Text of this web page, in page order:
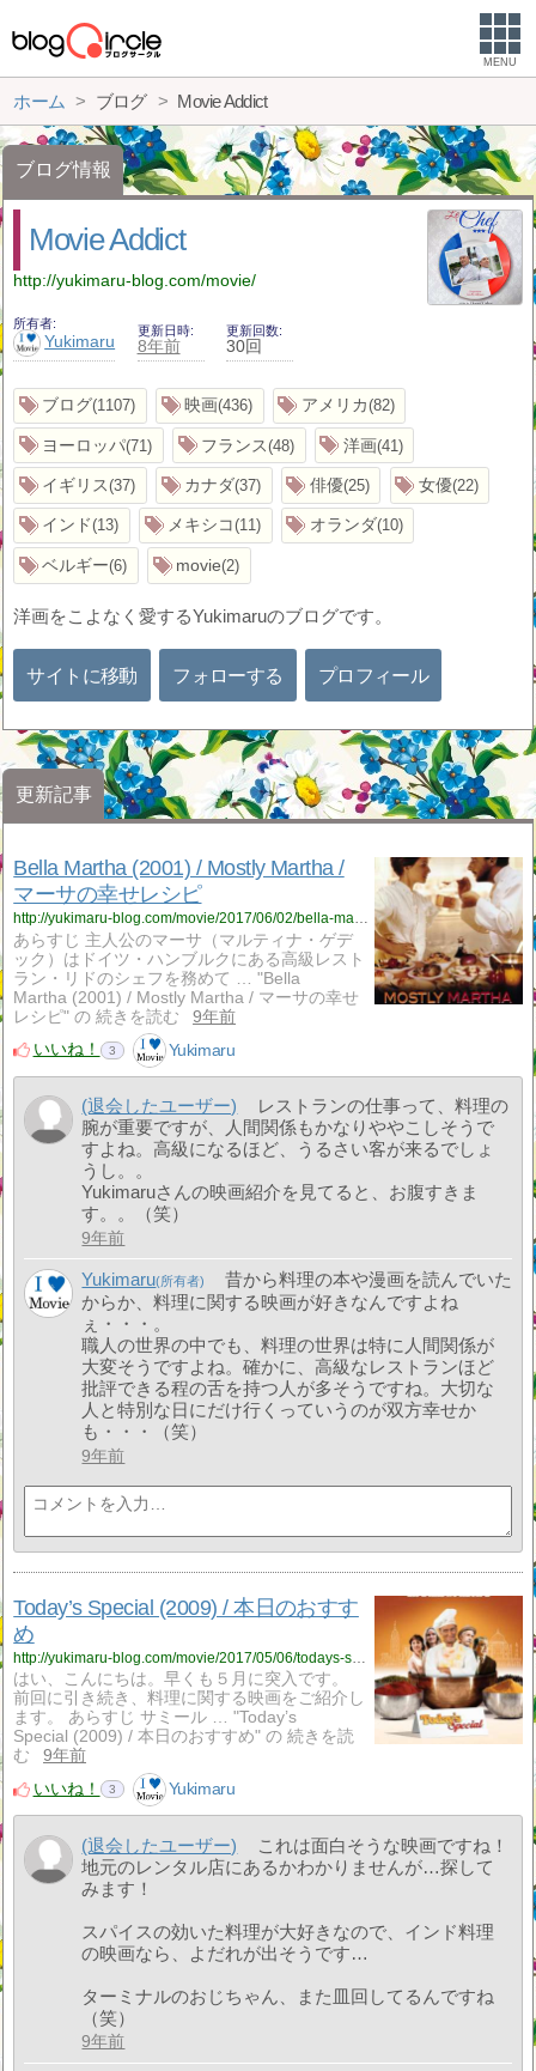
MENU
ホーム ブログ Movie Addict
ブログ情報
Movie Addict
http://yukimaru-blog.com/movie/
所有者
Yukimaru
更新日時
8年前
更新回数
30回
ブログ 1107 映画 436 アメリカ 82
ヨーロッパ 71 フランス 48 洋画 41
イギリス 37 カナダ 37 俳優 25 女優 22
インド 13 メキシコ 11 オランダ 10
ベルギー 6 movie 2
洋画をこよなく愛するYukimaruのブログです。
サイトに移動 フォローする プロフィール
更新記事
Bella Martha (2001) / Mostly Martha /
マーサの幸せレシピ
http://yukimaru-blog.com/movie/2017/06/02/bella-martha-2001-mostly-martha-%e3%83%9e%e3%83%bc%e3%82%b5%e3%81%ae%e5%b9%b8%e3%81%9b%e3%83%ac%e3%82%b7%e3%83%94/
あらすじ 主人公のマーサ（マルティナ・ゲデ
ック）はドイツ・ハンブルクにある高級レスト
ラン・リドのシェフを務めて … "Bella
Martha (2001) / Mostly Martha / マーサの幸せ
レシピ" の 続きを読む
9年前
いいね！
3 Yukimaru
(退会したユーザー)
レストランの仕事って、料理の
腕が重要ですが、人間関係もかなりややこしそうで
すよね。高級になるほど、うるさい客が来るでしょ
うし。。
Yukimaruさんの映画紹介を見てると、お腹すきま
す。。（笑）
9年前
Yukimaru
昔から料理の本や漫画を読んでいた
からか、料理に関する映画が好きなんですよね
ぇ・・・。
職人の世界の中でも、料理の世界は特に人間関係が
大変そうですよね。確かに、高級なレストランほど
批評できる程の舌を持つ人が多そうですね。大切な
人と特別な日にだけ行くっていうのが双方幸せか
も・・・（笑）
9年前
Today’s Special (2009) / 本日のおすす
め
http://yukimaru-blog.com/movie/2017/05/06/todays-special-2009-%e6%9c%ac%e6%97%a5%e3%81%ae%e3%81%8a%e3%81%99%e3%81%99%e3%82%81/
はい、こんにちは。早くも５月に突入です。
前回に引き続き、料理に関する映画をご紹介し
ます。 あらすじ サミール … "Today’s
Special (2009) / 本日のおすすめ" の 続きを読
む
9年前
いいね！
3 Yukimaru
(退会したユーザー)
これは面白そうな映画ですね！
地元のレンタル店にあるかわかりませんが…探して
みます！
スパイスの効いた料理が大好きなので、インド料理
の映画なら、よだれが出そうです…
ターミナルのおじちゃん、また皿回してるんですね
（笑）
9年前